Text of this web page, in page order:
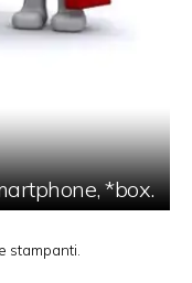
*box.
stampanti.